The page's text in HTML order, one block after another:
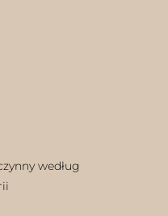
według